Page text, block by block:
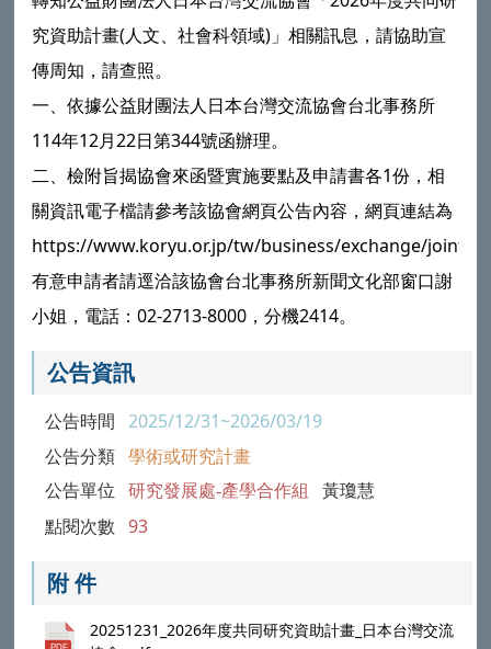
究資助計畫(人文、社會科領域)」相關訊息，請協助宣
傳周知，請查照。
一、依據公益財團法人日本台灣交流協會台北事務所
114年12月22日第344號函辦理。
二、檢附旨揭協會來函暨實施要點及申請書各1份，相
關資訊電子檔請參考該協會網頁公告內容，網頁連結為
https://www.koryu.or.jp/tw/business/exchange/joint/
有意申請者請逕洽該協會台北事務所新聞文化部窗口謝
小姐，電話：02-2713-8000，分機2414。
公告資訊
公告時間 2025/12/31~2026/03/19
公告分類 學術或研究計畫
公告單位 研究發展處-產學合作組 黃瓊慧
點閱次數 93
附 件
20251231_2026年度共同研究資助計畫_日本台灣交流